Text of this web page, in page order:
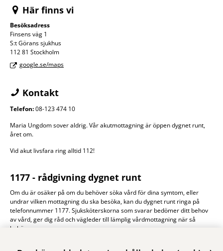
Här finns vi
Besöksadress
Finsens väg 1
S:t Görans sjukhus
112 81 Stockholm
google.se/maps
Kontakt
Telefon:08-123 474 10
Maria Ungdom sover aldrig. Vår akutmottagning är öppen dygnet runt,
året om.
Vid akut livsfara ring alltid 112!
1177 - rådgivning dygnet runt
Om du är osäker på om du behöver söka vård för dina symtom, eller
undrar vilken mottagning du ska besöka, kan du dygnet runt ringa på
telefonnummer 1177. Sjuksköterskorna som svarar bedömer ditt behov
av vård, ger dig råd och vägleder till lämplig vårdmottagning när så
behövs.